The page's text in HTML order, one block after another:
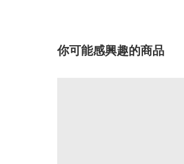
你可能感興趣的商品